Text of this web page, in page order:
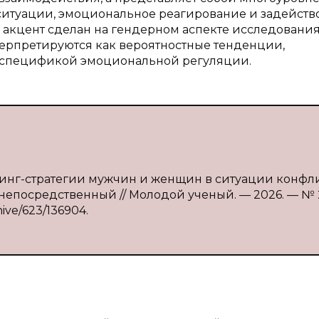
эмоциональное реагирование и
сделан на гендерном аспекте
как вероятностные тенденции,
эмоциональной регуляции.
стратегии мужчин и женщин в ситуации
непосредственный // Молодой ученый. — 2026. — №
623/136904.